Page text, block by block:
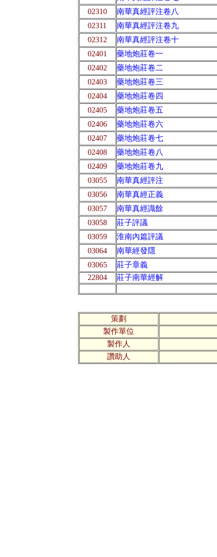
02310
南華真經評注卷八
02311
南華真經評注卷九
02312
南華真經評注卷十
02401
藥地炮莊卷一
02402
藥地炮莊卷二
02403
藥地炮莊卷三
02404
藥地炮莊卷四
02405
藥地炮莊卷五
02406
藥地炮莊卷六
02407
藥地炮莊卷七
02408
藥地炮莊卷八
02409
藥地炮莊卷九
03055
南華真經評注
03056
南華真經正義
03057
南華真經識餘
03058
莊子評議
03059
淮南內篇評議
03064
南華經發隱
03065
莊子章義
22804
莊子南華經解
策劃
製作單位
製作人
讚助人